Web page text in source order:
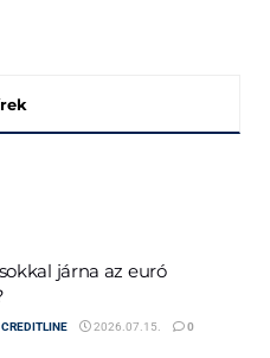
járna az euró
CREDITLINE 2026.07.15. 0